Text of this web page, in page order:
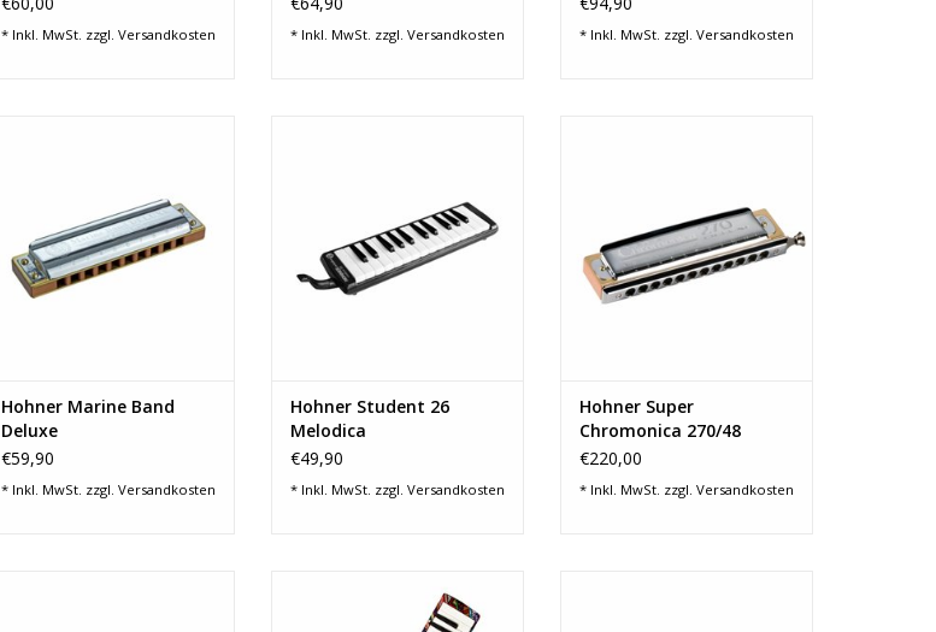
* Inkl. MwSt. zzgl. Versandkosten * Inkl. MwSt. zzgl. Versandkosten * Inkl. MwSt. zzgl. Versandkosten
Hohner Marine Band
Deluxe
€59,90
* Inkl. MwSt. zzgl. Versandkosten
Hohner Student 26
Melodica
€49,90
* Inkl. MwSt. zzgl. Versandkosten
Hohner Super
Chromonica 270/48
Deluxe C
€220,00
* Inkl. MwSt. zzgl. Versandkosten
ZUM WARENKORB HINZUFÜGEN